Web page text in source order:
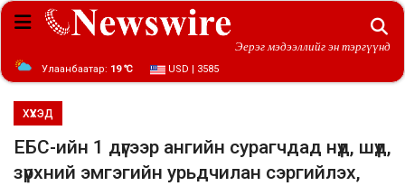
Эерэг мэдээллийг эн тэргүүнд
Улаанбаатар: 19 ℃ USD | 3585
ХҮҮХЭД
ЕБС-ийн 1 дүгээр ангийн сурагчдад нүд, шүд,
зүрхний эмгэгийн урьдчилан сэргийлэх,